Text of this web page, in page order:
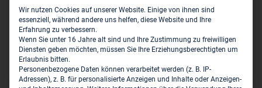
Dorferneuerung, Umwelt- und Freiraumplanung:
Umweltverträglichkeit, landschaftspflegerische
Fachgutachten, FFH-Verträglichkeit, Umweltprüfung
nach BauGB, Freianlagenplanung
Wir nutzen Cookies auf unserer Website. Einige von ihnen sind
essenziell, während andere uns helfen, diese Website und Ihre
Erfahrung zu verbessern.
Wenn Sie unter 16 Jahre alt sind und Ihre Zustimmung zu freiwilligen
Diensten geben möchten, müssen Sie Ihre Erziehungsberechtigten um
Erlaubnis bitten.
Personenbezogene Daten können verarbeitet werden (z. B. IP-
Adressen), z. B. für personalisierte Anzeigen und Inhalte oder Anzeigen-